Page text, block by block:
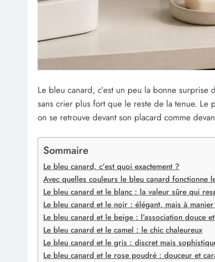
Le bleu canard, c’est un peu la bonne
sans crier plus fort que le reste de la tenue. Le
on se retrouve devant son placard comme
Sommaire
Le bleu canard, c’est quoi exactement ?
Avec quelles couleurs le bleu canard fonctionne
Le bleu canard et le blanc : la valeur sûre qui
Le bleu canard et le noir : élégant, mais à
Le bleu canard et le beige : l’association douce
Le bleu canard et le camel : le chic chaleureux
Le bleu canard et le gris : discret mais
Le bleu canard et le rose poudré : douceur et